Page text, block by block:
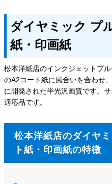
ダイヤミック プ
紙・印画紙
松本洋紙店のインクジェットプ
のA2コート紙に風合いを合わせ
に開発された半光沢画質です。
適応品です。
松本洋紙店のダイヤ
ト紙・印画紙の特徴